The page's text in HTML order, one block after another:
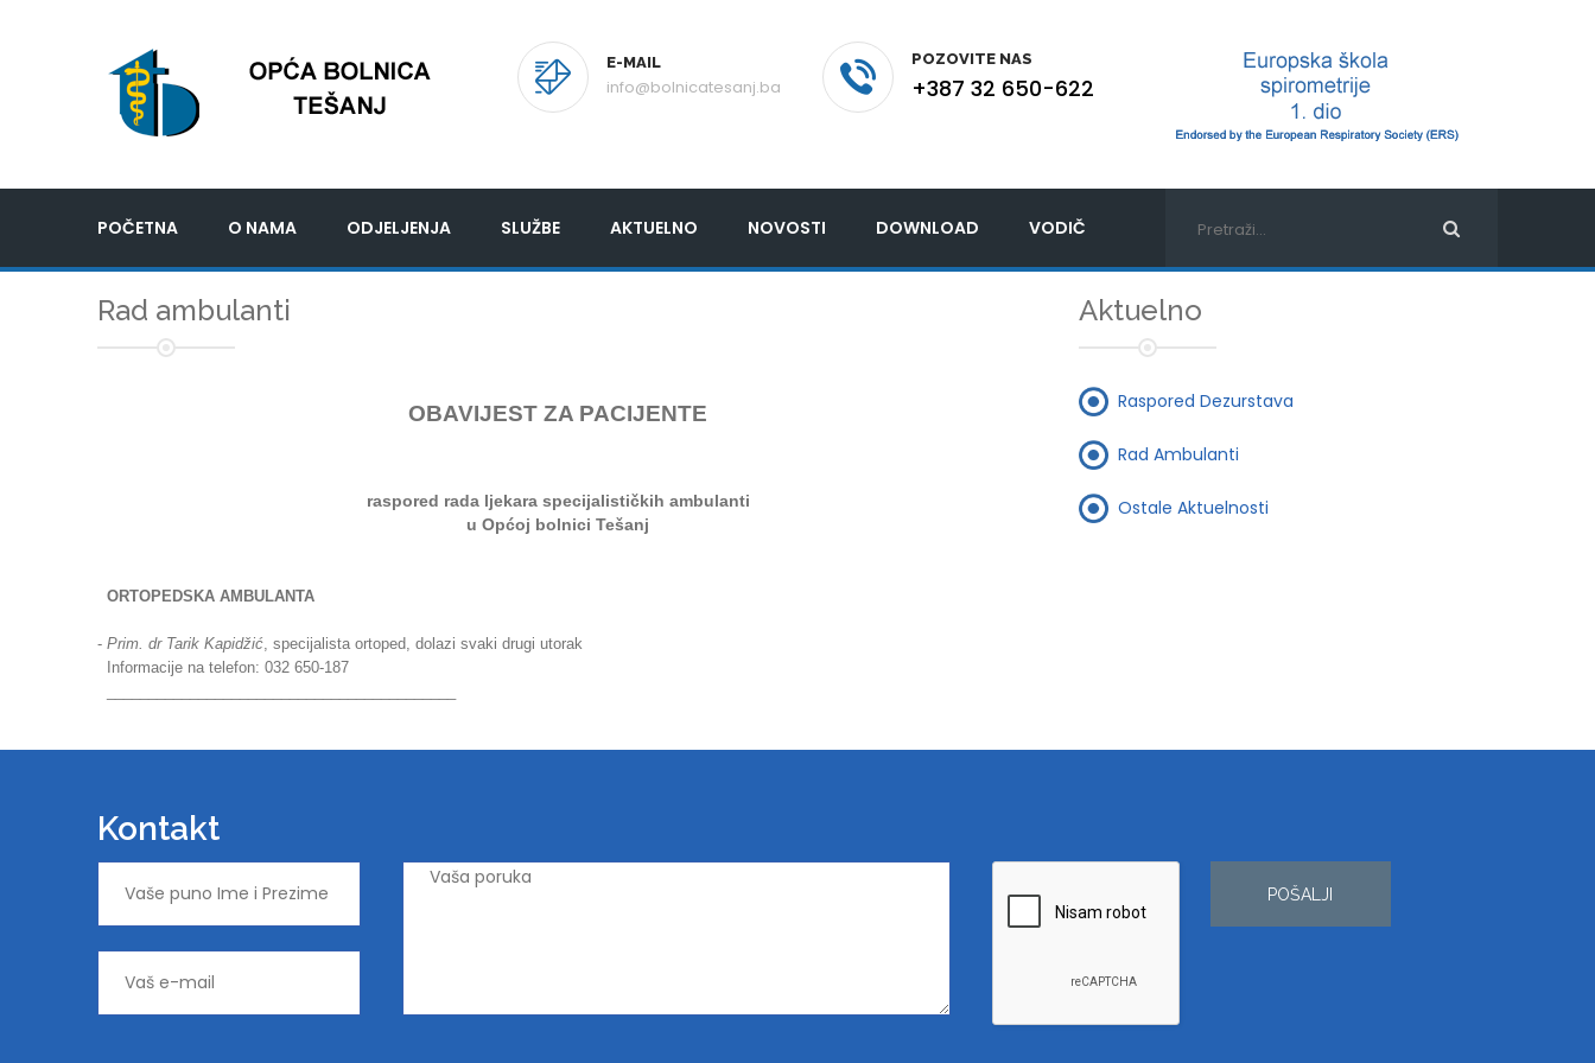
E-MAIL
info@bolnicatesanj.ba
POZOVITE NAS
+387 32 650-622
POČETNA O NAMA ODJELJENJA SLUŽBE AKTUELNO NOVOSTI DOWNLOAD VODIČ
Rad ambulanti
OBAVIJEST ZA PACIJENTE
raspored rada ljekara specijalističkih ambulanti
u Općoj bolnici Tešanj
ORTOPEDSKA AMBULANTA
- Prim. dr Tarik Kapidžić, specijalista ortoped, dolazi svaki drugi utorak
Informacije na telefon: 032 650-187
Aktuelno
Raspored Dezurstava
Rad Ambulanti
Ostale Aktuelnosti
Kontakt
POŠALJI